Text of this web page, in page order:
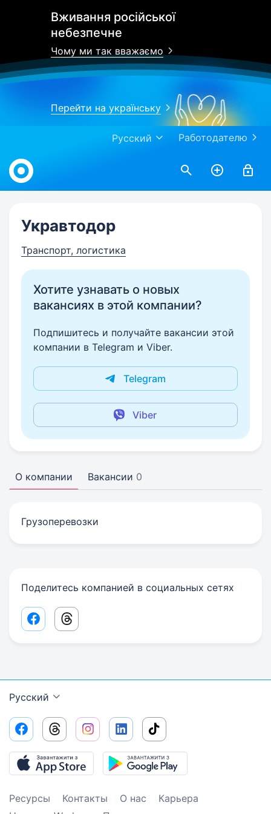
Вживання російської
небезпечне
Чому ми так вважаємо
Перейти на українську
Работодателю
Русский
Work.ua
Укравтодор
Транспорт, логистика
Хотите узнавать о новых
вакансиях в этой компании?
Подпишитесь и получайте вакансии этой
компании в Telegram и Viber.
Telegram
Viber
О компании Вакансии 0
Грузоперевозки
Поделитесь компанией в социальных сетях
Facebook share link
Threads share link
Русский
Ресурсы Контакты О нас
Карьера